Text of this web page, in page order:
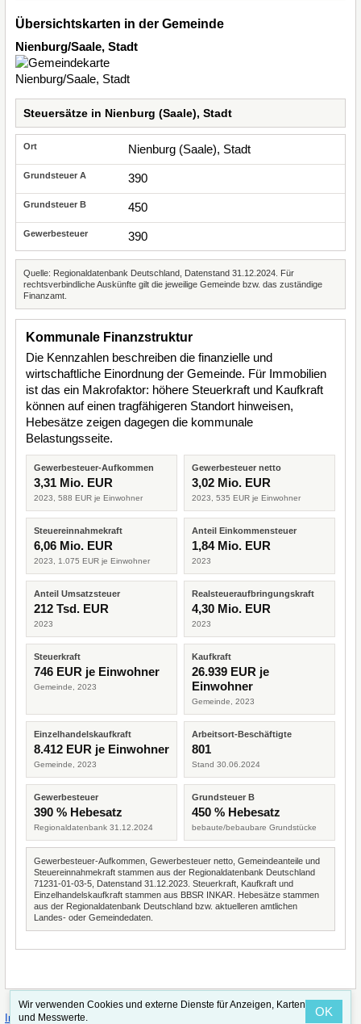
Übersichtskarten in der Gemeinde
Nienburg/Saale, Stadt
Steuersätze in Nienburg (Saale), Stadt
Nienburg (Saale), Stadt
390
450
390
Quelle: Regionaldatenbank Deutschland, Datenstand 31.12.2024. Für
rechtsverbindliche Auskünfte gilt die jeweilige Gemeinde bzw. das zuständige
Finanzamt.
Kommunale Finanzstruktur
Die Kennzahlen beschreiben die finanzielle und
wirtschaftliche Einordnung der Gemeinde. Für Immobilien
ist das ein Makrofaktor: höhere Steuerkraft und Kaufkraft
können auf einen tragfähigeren Standort hinweisen,
Hebesätze zeigen dagegen die kommunale
Belastungsseite.
Gewerbesteuer-Aufkommen
3,31 Mio. EUR
2023, 588 EUR je Einwohner
Gewerbesteuer netto
3,02 Mio. EUR
2023, 535 EUR je Einwohner
Steuereinnahmekraft
6,06 Mio. EUR
2023, 1.075 EUR je Einwohner
Anteil Einkommensteuer
1,84 Mio. EUR
2023
Anteil Umsatzsteuer
212 Tsd. EUR
2023
Realsteueraufbringungskraft
4,30 Mio. EUR
2023
Steuerkraft
746 EUR je Einwohner
Gemeinde, 2023
Kaufkraft
26.939 EUR je
Einwohner
Gemeinde, 2023
Einzelhandelskaufkraft
8.412 EUR je Einwohner
Gemeinde, 2023
Arbeitsort-Beschäftigte
801
Stand 30.06.2024
Gewerbesteuer
390 % Hebesatz
Regionaldatenbank 31.12.2024
Grundsteuer B
450 % Hebesatz
bebaute/bebaubare Grundstücke
Gewerbesteuer-Aufkommen, Gewerbesteuer netto, Gemeindeanteile und
Steuereinnahmekraft stammen aus der Regionaldatenbank Deutschland
71231-01-03-5, Datenstand 31.12.2023. Steuerkraft, Kaufkraft und
Einzelhandelskaufkraft stammen aus BBSR INKAR. Hebesätze stammen
aus der Regionaldatenbank Deutschland bzw. aktuelleren amtlichen
Landes- oder Gemeindedaten.
Impressum·Straßenindex
Wir verwenden Cookies und externe Dienste für Anzeigen, Karten
und Messwerte.
OK